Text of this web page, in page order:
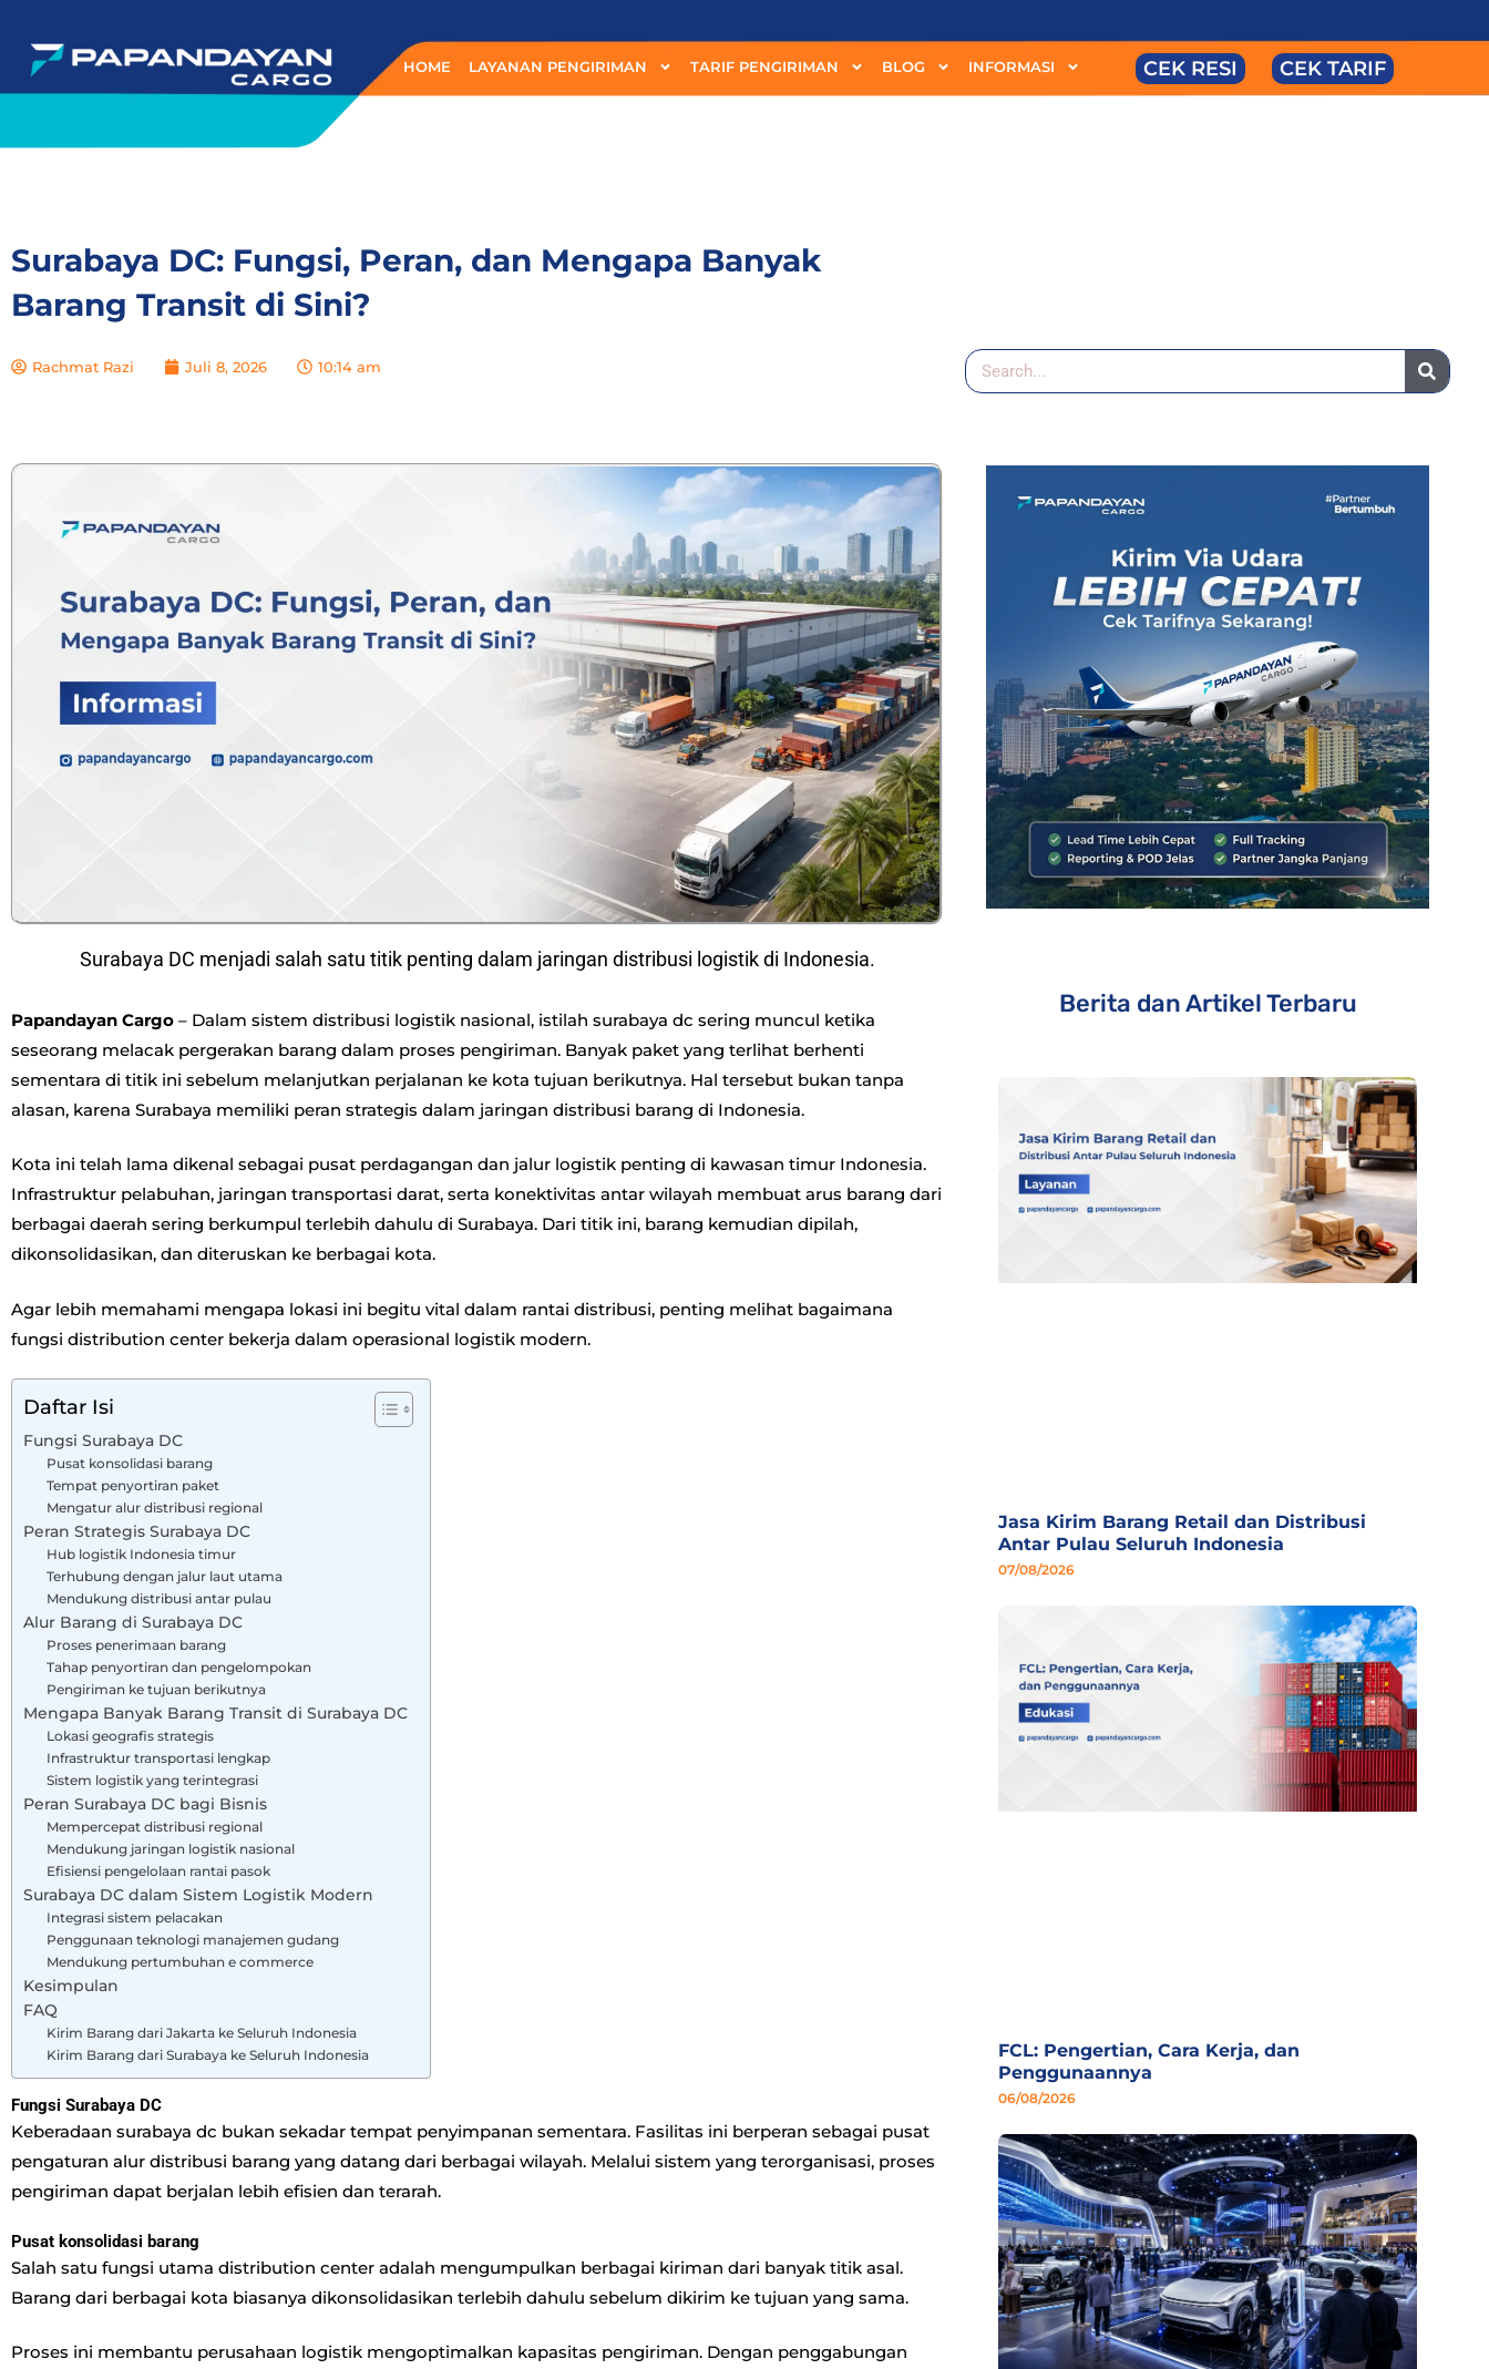
konten
CEK TARIF
CEK RESI
HOME LAYANAN PENGIRIMAN TARIF PENGIRIMAN BLOG INFORMASI
Surabaya DC: Fungsi, Peran, dan Mengapa Banyak
Barang Transit di Sini?
Rachmat Razi Juli 8, 2026 10:14 am
Surabaya DC menjadi salah satu titik penting dalam jaringan distribusi logistik di Indonesia.
Papandayan Cargo – Dalam sistem distribusi logistik nasional, istilah surabaya dc sering muncul ketika
seseorang melacak pergerakan barang dalam proses pengiriman. Banyak paket yang terlihat berhenti
sementara di titik ini sebelum melanjutkan perjalanan ke kota tujuan berikutnya. Hal tersebut bukan tanpa
alasan, karena Surabaya memiliki peran strategis dalam jaringan distribusi barang di Indonesia.
Kota ini telah lama dikenal sebagai pusat perdagangan dan jalur logistik penting di kawasan timur Indonesia.
Infrastruktur pelabuhan, jaringan transportasi darat, serta konektivitas antar wilayah membuat arus barang dari
berbagai daerah sering berkumpul terlebih dahulu di Surabaya. Dari titik ini, barang kemudian dipilah,
dikonsolidasikan, dan diteruskan ke berbagai kota.
Agar lebih memahami mengapa lokasi ini begitu vital dalam rantai distribusi, penting melihat bagaimana
fungsi distribution center bekerja dalam operasional logistik modern.
Daftar Isi
Fungsi Surabaya DC
Pusat konsolidasi barang
Tempat penyortiran paket
Mengatur alur distribusi regional
Peran Strategis Surabaya DC
Hub logistik Indonesia timur
Terhubung dengan jalur laut utama
Mendukung distribusi antar pulau
Alur Barang di Surabaya DC
Proses penerimaan barang
Tahap penyortiran dan pengelompokan
Pengiriman ke tujuan berikutnya
Mengapa Banyak Barang Transit di Surabaya DC
Lokasi geografis strategis
Infrastruktur transportasi lengkap
Sistem logistik yang terintegrasi
Peran Surabaya DC bagi Bisnis
Mempercepat distribusi regional
Mendukung jaringan logistik nasional
Efisiensi pengelolaan rantai pasok
Surabaya DC dalam Sistem Logistik Modern
Integrasi sistem pelacakan
Penggunaan teknologi manajemen gudang
Mendukung pertumbuhan e commerce
Kesimpulan
FAQ
Kirim Barang dari Jakarta ke Seluruh Indonesia
Kirim Barang dari Surabaya ke Seluruh Indonesia
Fungsi Surabaya DC
Keberadaan surabaya dc bukan sekadar tempat penyimpanan sementara. Fasilitas ini berperan sebagai pusat
pengaturan alur distribusi barang yang datang dari berbagai wilayah. Melalui sistem yang terorganisasi, proses
pengiriman dapat berjalan lebih efisien dan terarah.
Pusat konsolidasi barang
Salah satu fungsi utama distribution center adalah mengumpulkan berbagai kiriman dari banyak titik asal.
Barang dari berbagai kota biasanya dikonsolidasikan terlebih dahulu sebelum dikirim ke tujuan yang sama.
Proses ini membantu perusahaan logistik mengoptimalkan kapasitas pengiriman. Dengan penggabungan
Berita dan Artikel Terbaru
Jasa Kirim Barang Retail dan Distribusi
Antar Pulau Seluruh Indonesia
07/08/2026
FCL: Pengertian, Cara Kerja, dan
Penggunaannya
06/08/2026